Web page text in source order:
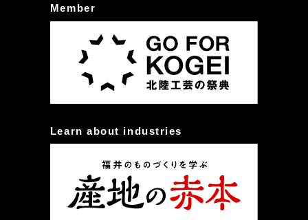
Member
Learn about industries